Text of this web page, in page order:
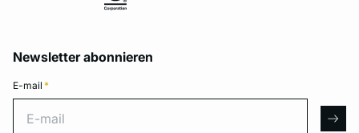
Newsletter abonnieren
E-mail *